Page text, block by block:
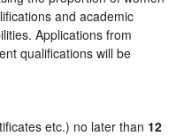
and academic
Applications from
qualifications will be
etc.) no later than 12